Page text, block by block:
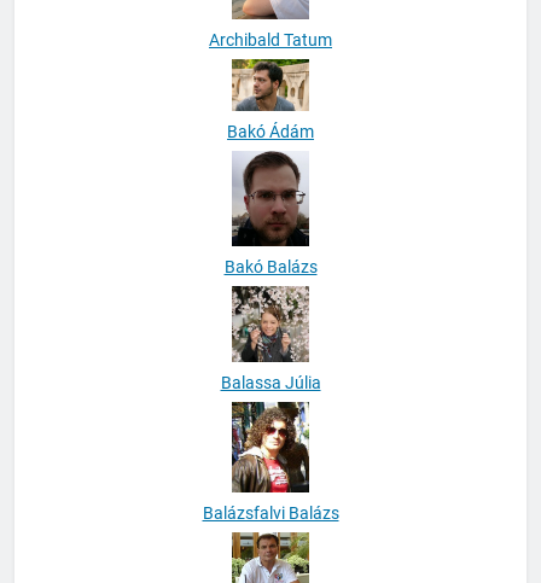
Archibald Tatum
Bakó Ádám
Bakó Balázs
Balassa Júlia
Balázsfalvi Balázs